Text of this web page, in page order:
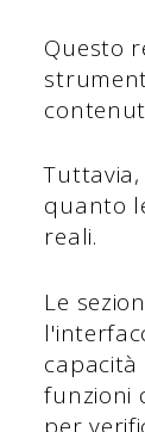
Questo
quanto
reali.
Le
capacità
funzioni